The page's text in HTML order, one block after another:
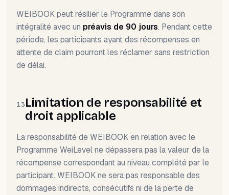
WEIBOOK peut résilier le Programme dans son
intégralité avec un préavis de 90 jours. Pendant cette
période, les participants ayant des récompenses en
attente de claim pourront les réclamer sans restriction
de délai.
13Limitation de responsabilité et
droit applicable
La responsabilité de WEIBOOK en relation avec le
Programme WeiLevel ne dépassera pas la valeur de la
récompense correspondant au niveau complété par le
participant. WEIBOOK ne sera pas responsable des
dommages indirects, consécutifs ni de la perte de